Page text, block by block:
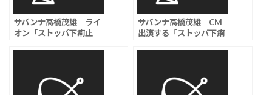
サバンナ高橋茂雄 ライ
オン「ストッパ下痢止
サバンナ高橋茂雄 CM
出演する「ストッパ下痢